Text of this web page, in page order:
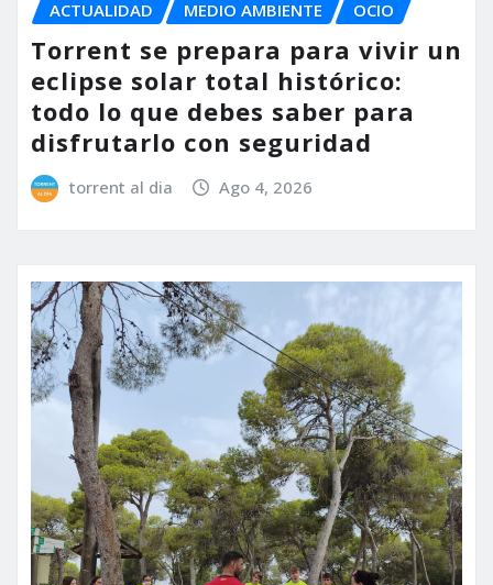
ACTUALIDAD MEDIO AMBIENTE OCIO
Torrent se prepara para vivir un
eclipse solar total histórico:
todo lo que debes saber para
disfrutarlo con seguridad
torrent al dia Ago 4, 2026